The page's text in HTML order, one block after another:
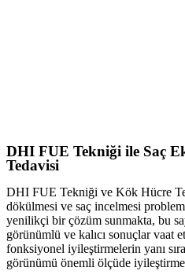
DHI FUE Tekniği ile Saç
Tedavisi
DHI FUE Tekniği ve Kök Hücre
dökülmesi ve saç incelmesi
yenilikçi bir çözüm sunmakta, bu
görünümlü ve kalıcı sonuçlar vaat
fonksiyonel iyileştirmelerin yanı
görünümü önemli ölçüde